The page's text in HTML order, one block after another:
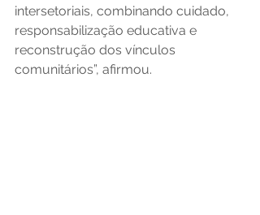
intersetoriais, combinando cuidado,
responsabilização educativa e
reconstrução dos vínculos
comunitários”, afirmou.